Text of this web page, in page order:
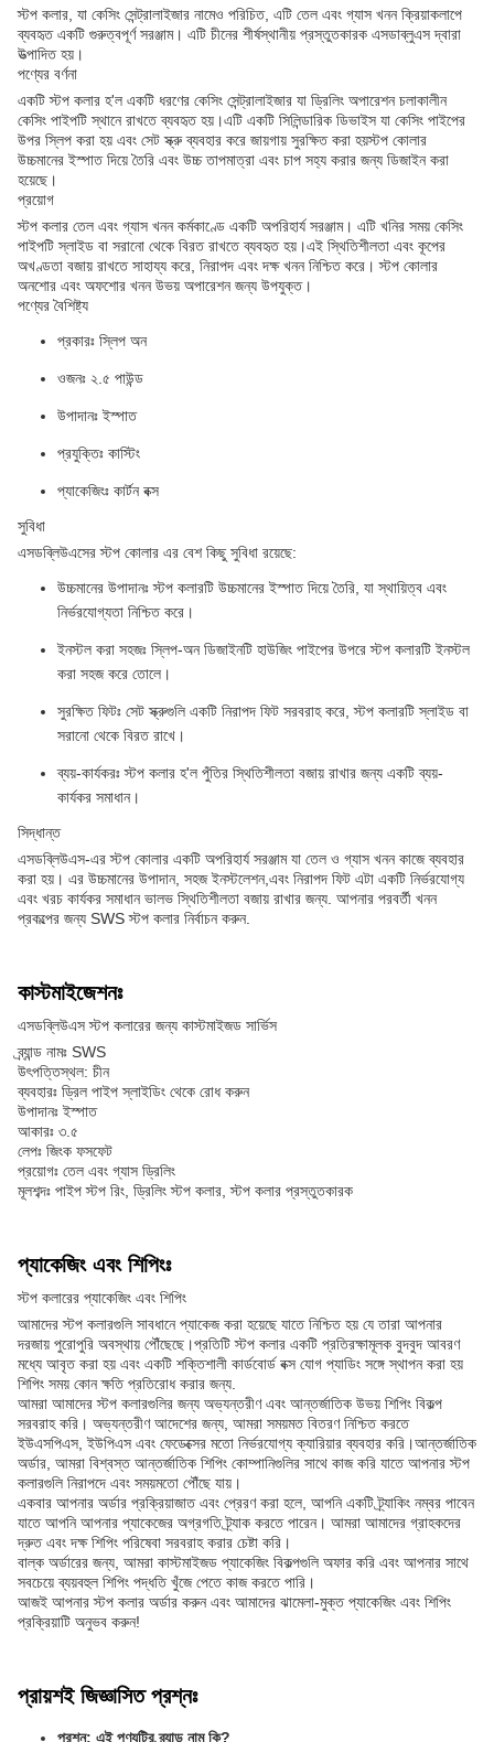
স্টপ কলার, যা কেসিং সেন্ট্রালাইজার নামেও পরিচিত, এটি তেল এবং গ্যাস খনন ক্রিয়াকলাপে
ব্যবহৃত একটি গুরুত্বপূর্ণ সরঞ্জাম। এটি চীনের শীর্ষস্থানীয় প্রস্তুতকারক এসডাব্লুএস দ্বারা
উত্পাদিত হয়।
পণ্যের বর্ণনা
একটি স্টপ কলার হ'ল একটি ধরণের কেসিং সেন্ট্রালাইজার যা ড্রিলিং অপারেশন চলাকালীন
কেসিং পাইপটি স্থানে রাখতে ব্যবহৃত হয়।এটি একটি সিলিন্ডারিক ডিভাইস যা কেসিং পাইপের
উপর স্লিপ করা হয় এবং সেট স্ক্রু ব্যবহার করে জায়গায় সুরক্ষিত করা হয়স্টপ কোলার
উচ্চমানের ইস্পাত দিয়ে তৈরি এবং উচ্চ তাপমাত্রা এবং চাপ সহ্য করার জন্য ডিজাইন করা
হয়েছে।
প্রয়োগ
স্টপ কলার তেল এবং গ্যাস খনন কর্মকাণ্ডে একটি অপরিহার্য সরঞ্জাম। এটি খনির সময় কেসিং
পাইপটি স্লাইড বা সরানো থেকে বিরত রাখতে ব্যবহৃত হয়।এই স্থিতিশীলতা এবং কূপের
অখণ্ডতা বজায় রাখতে সাহায্য করে, নিরাপদ এবং দক্ষ খনন নিশ্চিত করে। স্টপ কোলার
অনশোর এবং অফশোর খনন উভয় অপারেশন জন্য উপযুক্ত।
পণ্যের বৈশিষ্ট্য
প্রকারঃ স্লিপ অন
ওজনঃ ২.৫ পাউন্ড
উপাদানঃ ইস্পাত
প্রযুক্তিঃ কাস্টিং
প্যাকেজিংঃ কার্টন বক্স
সুবিধা
এসডব্লিউএসের স্টপ কোলার এর বেশ কিছু সুবিধা রয়েছে:
উচ্চমানের উপাদানঃ স্টপ কলারটি উচ্চমানের ইস্পাত দিয়ে তৈরি, যা স্থায়িত্ব এবং
নির্ভরযোগ্যতা নিশ্চিত করে।
ইনস্টল করা সহজঃ স্লিপ-অন ডিজাইনটি হাউজিং পাইপের উপরে স্টপ কলারটি ইনস্টল
করা সহজ করে তোলে।
সুরক্ষিত ফিটঃ সেট স্ক্রুগুলি একটি নিরাপদ ফিট সরবরাহ করে, স্টপ কলারটি স্লাইড বা
সরানো থেকে বিরত রাখে।
ব্যয়-কার্যকরঃ স্টপ কলার হ'ল পুঁতির স্থিতিশীলতা বজায় রাখার জন্য একটি ব্যয়-
কার্যকর সমাধান।
সিদ্ধান্ত
এসডব্লিউএস-এর স্টপ কোলার একটি অপরিহার্য সরঞ্জাম যা তেল ও গ্যাস খনন কাজে ব্যবহার
করা হয়। এর উচ্চমানের উপাদান, সহজ ইনস্টলেশন,এবং নিরাপদ ফিট এটা একটি নির্ভরযোগ্য
এবং খরচ কার্যকর সমাধান ভালভ স্থিতিশীলতা বজায় রাখার জন্য. আপনার পরবর্তী খনন
প্রকল্পের জন্য SWS স্টপ কলার নির্বাচন করুন.
কাস্টমাইজেশনঃ
এসডব্লিউএস স্টপ কলারের জন্য কাস্টমাইজড সার্ভিস
ব্র্যান্ড নামঃ SWS
উৎপত্তিস্থল: চীন
ব্যবহারঃ ড্রিল পাইপ স্লাইডিং থেকে রোধ করুন
উপাদানঃ ইস্পাত
আকারঃ ৩.৫
লেপঃ জিংক ফসফেট
প্রয়োগঃ তেল এবং গ্যাস ড্রিলিং
মূলশব্দঃ পাইপ স্টপ রিং, ড্রিলিং স্টপ কলার, স্টপ কলার প্রস্তুতকারক
প্যাকেজিং এবং শিপিংঃ
স্টপ কলারের প্যাকেজিং এবং শিপিং
আমাদের স্টপ কলারগুলি সাবধানে প্যাকেজ করা হয়েছে যাতে নিশ্চিত হয় যে তারা আপনার
দরজায় পুরোপুরি অবস্থায় পৌঁছেছে।প্রতিটি স্টপ কলার একটি প্রতিরক্ষামূলক বুদবুদ আবরণ
মধ্যে আবৃত করা হয় এবং একটি শক্তিশালী কার্ডবোর্ড বক্স যোগ প্যাডিং সঙ্গে স্থাপন করা হয়
শিপিং সময় কোন ক্ষতি প্রতিরোধ করার জন্য.
আমরা আমাদের স্টপ কলারগুলির জন্য অভ্যন্তরীণ এবং আন্তর্জাতিক উভয় শিপিং বিকল্প
সরবরাহ করি। অভ্যন্তরীণ আদেশের জন্য, আমরা সময়মত বিতরণ নিশ্চিত করতে
ইউএসপিএস, ইউপিএস এবং ফেডেক্সের মতো নির্ভরযোগ্য ক্যারিয়ার ব্যবহার করি।আন্তর্জাতিক
অর্ডার, আমরা বিশ্বস্ত আন্তর্জাতিক শিপিং কোম্পানিগুলির সাথে কাজ করি যাতে আপনার স্টপ
কলারগুলি নিরাপদে এবং সময়মতো পৌঁছে যায়।
একবার আপনার অর্ডার প্রক্রিয়াজাত এবং প্রেরণ করা হলে, আপনি একটি ট্র্যাকিং নম্বর পাবেন
যাতে আপনি আপনার প্যাকেজের অগ্রগতি ট্র্যাক করতে পারেন। আমরা আমাদের গ্রাহকদের
দ্রুত এবং দক্ষ শিপিং পরিষেবা সরবরাহ করার চেষ্টা করি।
বাল্ক অর্ডারের জন্য, আমরা কাস্টমাইজড প্যাকেজিং বিকল্পগুলি অফার করি এবং আপনার সাথে
সবচেয়ে ব্যয়বহুল শিপিং পদ্ধতি খুঁজে পেতে কাজ করতে পারি।
আজই আপনার স্টপ কলার অর্ডার করুন এবং আমাদের ঝামেলা-মুক্ত প্যাকেজিং এবং শিপিং
প্রক্রিয়াটি অনুভব করুন!
প্রায়শই জিজ্ঞাসিত প্রশ্নঃ
প্রশ্ন: এই পণ্যটির ব্র্যান্ড নাম কি?